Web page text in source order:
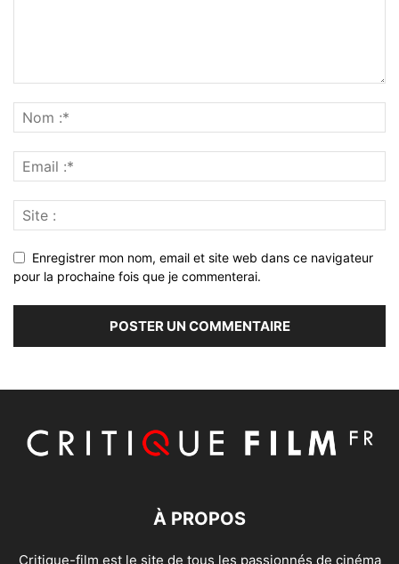
Enregistrer mon nom, email et site web dans ce navigateur
pour la prochaine fois que je commenterai.
À PROPOS
Critique-film est le site de tous les passionnés de cinéma